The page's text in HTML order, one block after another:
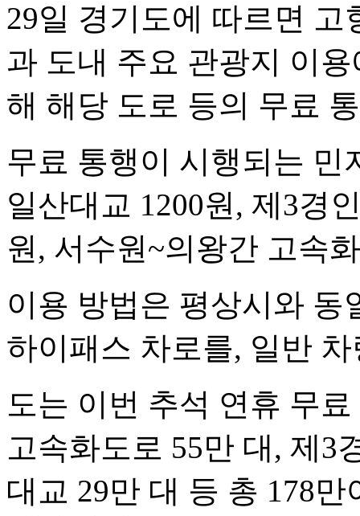
29일 경기도에 따르면
과 도내 주요 관광지 이
해 해당 도로 등의 무료
무료 통행이 시행되는 민
일산대교 1200원, 제3경
원, 서수원~의왕간 고속
이용 방법은 평상시와 동
하이패스 차로를, 일반
도는 이번 추석 연휴 무
고속화도로 55만 대, 제3
대교 29만 대 등 총 178